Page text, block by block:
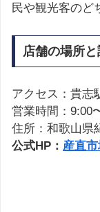
民や観光客のど
店舗の場所
アクセス：貴志
営業時間：9:00
住所：和歌山県
公式HP： 産直